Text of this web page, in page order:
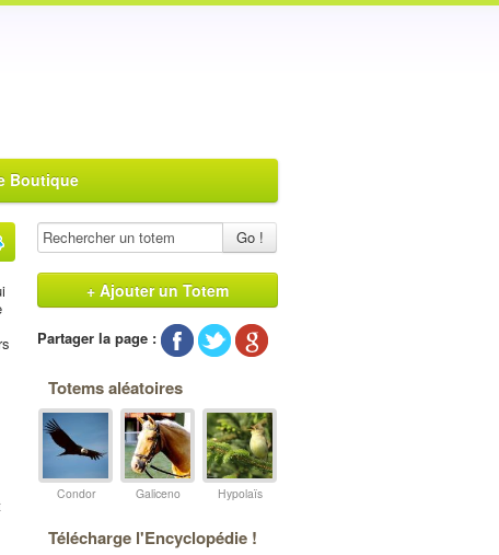
Boutique
Go !
+ Ajouter un Totem
Partager la page :
Totems aléatoires
Condor Galiceno Hypolaïs
Télécharge l'Encyclopédie !